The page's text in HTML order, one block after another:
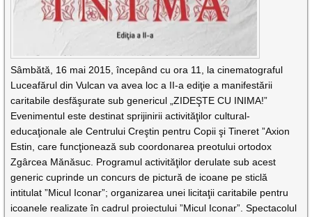
Sâmbătă, 16 mai 2015, începând cu ora 11, la cinematograful
Luceafărul din Vulcan va avea loc a II-a ediţie a manifestării
caritabile desfăşurate sub genericul „ZIDEŞTE CU INIMA!”
Evenimentul este destinat sprijinirii activităţilor cultural-
educaţionale ale Centrului Creştin pentru Copii şi Tineret ”Axion
Estin, care funcţionează sub coordonarea preotului ortodox
Zgârcea Mănăsuc. Programul activităţilor derulate sub acest
generic cuprinde un concurs de pictură de icoane pe sticlă
intitulat ”Micul Iconar”; organizarea unei licitaţii caritabile pentru
icoanele realizate în cadrul proiectului ”Micul Iconar”. Spectacolul